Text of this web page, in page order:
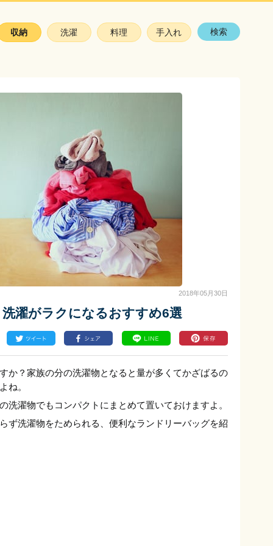
収納 洗濯 料理 手入れ 検索
2018年05月30日
濯がラクになるおすすめ6選
か？家族の分の洗濯物となると量が多くてかざばるの
ね。
洗濯物でもコンパクトにまとめて置いておけますよ。
ず洗濯物をためられる、便利なランドリーバッグを紹